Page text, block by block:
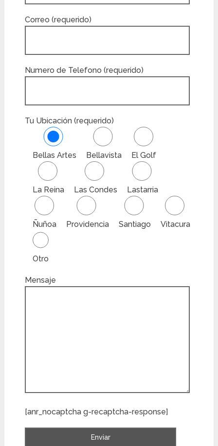
Correo (requerido)
Numero de Telefono (requerido)
Tu Ubicación (requerido)
Bellas Artes Bellavista El Golf
La Reina Las Condes Lastarria
Ñuñoa Providencia Santiago Vitacura
Otro
Mensaje
[anr_nocaptcha g-recaptcha-response]